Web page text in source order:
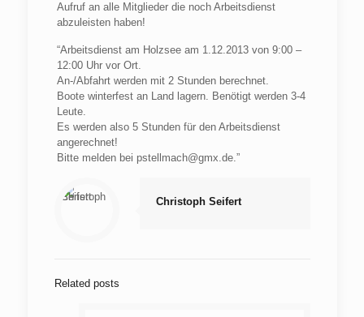
Aufruf an alle Mitglieder die noch Arbeitsdienst
abzuleisten haben!
“Arbeitsdienst am Holzsee am 1.12.2013 von 9:00 –
12:00 Uhr vor Ort.
An-/Abfahrt werden mit 2 Stunden berechnet.
Boote winterfest an Land lagern. Benötigt werden 3-4
Leute.
Es werden also 5 Stunden für den Arbeitsdienst
angerechnet!
Bitte melden bei pstellmach@gmx.de.”
Christoph Seifert
Related posts